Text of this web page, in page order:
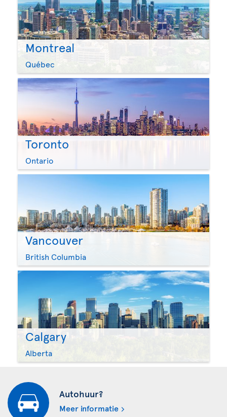
Montreal
Québec
Toronto
Ontario
Vancouver
British Columbia
Calgary
Alberta
Autohuur?
Meer informatie